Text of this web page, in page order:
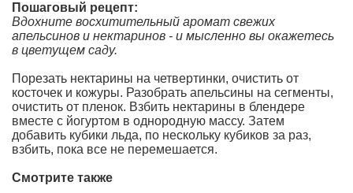
Пошаговый рецепт:
Вдохните восхитительный аромат свежих
апельсинов и нектаринов - и мысленно вы окажетесь
в цветущем саду.
Порезать нектарины на четвертинки, очистить от
косточек и кожуры. Разобрать апельсины на сегменты,
очистить от пленок. Взбить нектарины в блендере
вместе с йогуртом в однородную массу. Затем
добавить кубики льда, по нескольку кубиков за раз,
взбить, пока все не перемешается.
Смотрите также